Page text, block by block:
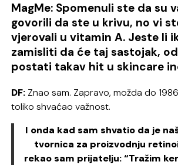
MagMe: Spomenuli ste da su
govorili da ste u krivu, no vi
vjerovali u vitamin A. Jeste li
zamisliti da će taj sastojak,
postati takav hit u skincare
DF: Znao sam. Zapravo, možda do
toliko shvaćao važnost.
I onda kad sam shvatio da je
tvornica za proizvodnju
rekao sam prijatelju: “Tražim